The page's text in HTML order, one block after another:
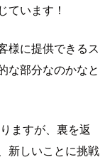
ています！
様に提供できるス
な部分なのかなと
ますが、裏を返
新しいことに挑戦